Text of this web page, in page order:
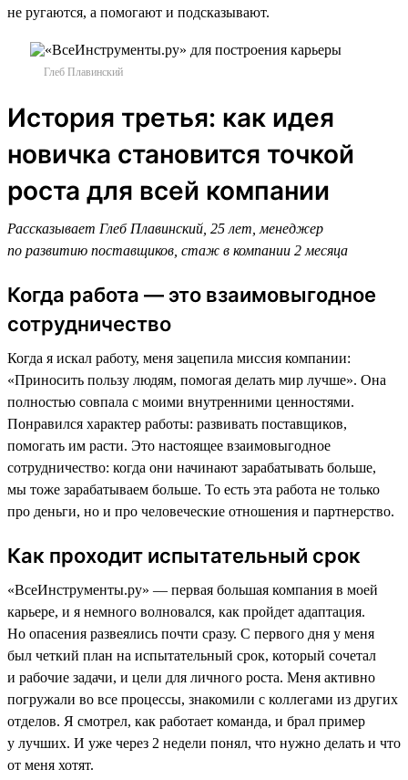
не ругаются, а помогают и подсказывают.
Глеб Плавинский
История третья: как идея
новичка становится точкой
роста для всей компании
Рассказывает Глеб Плавинский, 25 лет, менеджер
по развитию поставщиков, стаж в компании 2 месяца
Когда работа — это взаимовыгодное
сотрудничество
Когда я искал работу, меня зацепила миссия компании:
«Приносить пользу людям, помогая делать мир лучше». Она
полностью совпала с моими внутренними ценностями.
Понравился характер работы: развивать поставщиков,
помогать им расти. Это настоящее взаимовыгодное
сотрудничество: когда они начинают зарабатывать больше,
мы тоже зарабатываем больше. То есть эта работа не только
про деньги, но и про человеческие отношения и партнерство.
Как проходит испытательный срок
«ВсеИнструменты.ру» — первая большая компания в моей
карьере, и я немного волновался, как пройдет адаптация.
Но опасения развеялись почти сразу. С первого дня у меня
был четкий план на испытательный срок, который сочетал
и рабочие задачи, и цели для личного роста. Меня активно
погружали во все процессы, знакомили с коллегами из других
отделов. Я смотрел, как работает команда, и брал пример
у лучших. И уже через 2 недели понял, что нужно делать и что
от меня хотят.